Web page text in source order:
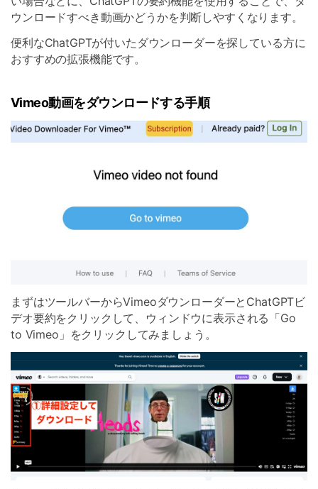
ウンロードすべき動画かどうかを判断しやすくなります。
便利なChatGPTが付いたダウンローダーを探している方に
おすすめの拡張機能です。
Vimeo動画をダウンロードする手順
まずはツールバーからVimeoダウンローダーとChatGPTビ
デオ要約をクリックして、ウィンドウに表示される「Go
to Vimeo」をクリックしてみましょう。